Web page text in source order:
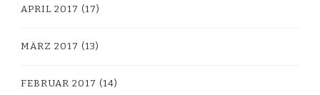
APRIL 2017 (17)
MÄRZ 2017 (13)
FEBRUAR 2017 (14)